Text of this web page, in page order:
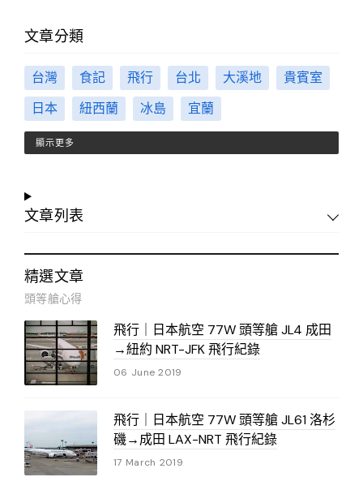
文章分類
台灣 食記 飛行 台北 大溪地
貴賓室
日本
紐西蘭 冰島 宜蘭
顯示更多
文章列表
精選文章
頭等艙心得
飛行｜日本航空 77W 頭等艙 JL4 成田
→紐約 NRT-JFK 飛行紀錄
06 June 2019
飛行｜日本航空 77W 頭等艙 JL61 洛杉
磯→成田 LAX-NRT 飛行紀錄
17 March 2019